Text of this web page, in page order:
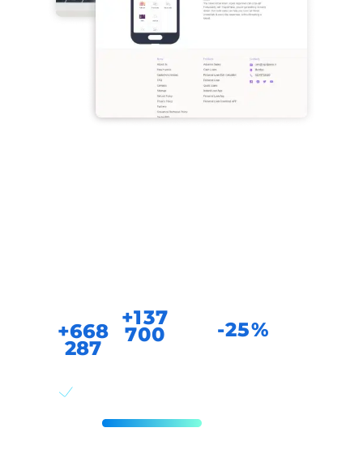
+668
287
+137
700 -25%